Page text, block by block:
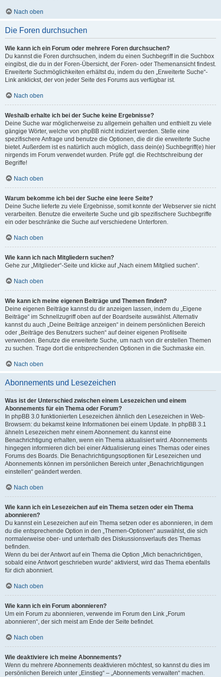
Nach oben
Die Foren durchsuchen
Wie kann ich ein Forum oder mehrere Foren durchsuchen?
Du kannst die Foren durchsuchen, indem du einen Suchbegriff in die Suchbox
eingibst, die du in der Foren-Übersicht, der Foren- oder Themenansicht findest.
Erweiterte Suchmöglichkeiten erhältst du, indem du den „Erweiterte Suche“-
Link anklickst, der von jeder Seite des Forums aus verfügbar ist.
Nach oben
Weshalb erhalte ich bei der Suche keine Ergebnisse?
Deine Suche war möglicherweise zu allgemein gehalten und enthielt zu viele
gängige Wörter, welche von phpBB nicht indiziert werden. Stelle eine
spezifischere Anfrage und benutze die Optionen, die dir die erweiterte Suche
bietet. Außerdem ist es natürlich auch möglich, dass dein(e) Suchbegriff(e) hier
nirgends im Forum verwendet wurden. Prüfe ggf. die Rechtschreibung der
Begriffe!
Nach oben
Warum bekomme ich bei der Suche eine leere Seite?
Deine Suche lieferte zu viele Ergebnisse, somit konnte der Webserver sie nicht
verarbeiten. Benutze die erweiterte Suche und gib spezifischere Suchbegriffe
ein oder beschränke die Suche auf verschiedene Unterforen.
Nach oben
Wie kann ich nach Mitgliedern suchen?
Gehe zur „Mitglieder“-Seite und klicke auf „Nach einem Mitglied suchen“.
Nach oben
Wie kann ich meine eigenen Beiträge und Themen finden?
Deine eigenen Beiträge kannst du dir anzeigen lassen, indem du „Eigene
Beiträge“ im Schnellzugriff oben auf der Boardseite auswählst. Alternativ
kannst du auch „Deine Beiträge anzeigen“ in deinem persönlichen Bereich
oder „Beiträge des Benutzers suchen“ auf deiner eigenen Profilseite
verwenden. Benutze die erweiterte Suche, um nach von dir erstellen Themen
zu suchen. Trage dort die entsprechenden Optionen in die Suchmaske ein.
Nach oben
Abonnements und Lesezeichen
Was ist der Unterschied zwischen einem Lesezeichen und einem
Abonnements für ein Thema oder Forum?
In phpBB 3.0 funktionierten Lesezeichen ähnlich den Lesezeichen in Web-
Browsern: du bekamst keine Informationen bei einem Update. In phpBB 3.1
ähneln Lesezeichen mehr einem Abonnement: du kannst eine
Benachrichtigung erhalten, wenn ein Thema aktualisiert wird. Abonnements
hingegen informieren dich bei einer Aktualisierung eines Themas oder eines
Forums des Boards. Die Benachrichtigungsoptionen für Lesezeichen und
Abonnements können im persönlichen Bereich unter „Benachrichtigungen
einstellen“ geändert werden.
Nach oben
Wie kann ich ein Lesezeichen auf ein Thema setzen oder ein Thema
abonnieren?
Du kannst ein Lesezeichen auf ein Thema setzen oder es abonnieren, in dem
du die entsprechende Option in den „Themen-Optionen“ auswählst, die sich
normalerweise ober- und unterhalb des Diskussionsverlaufs des Themas
befinden.
Wenn du bei der Antwort auf ein Thema die Option „Mich benachrichtigen,
sobald eine Antwort geschrieben wurde“ aktivierst, wird das Thema ebenfalls
für dich abonniert.
Nach oben
Wie kann ich ein Forum abonnieren?
Um ein Forum zu abonnieren, verwende im Forum den Link „Forum
abonnieren“, der sich meist am Ende der Seite befindet.
Nach oben
Wie deaktiviere ich meine Abonnements?
Wenn du mehrere Abonnements deaktivieren möchtest, so kannst du dies im
persönlichen Bereich unter „Einstieg“ – „Abonnements verwalten“ machen.